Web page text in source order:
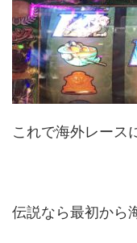
これで海外レース
伝説なら最初から